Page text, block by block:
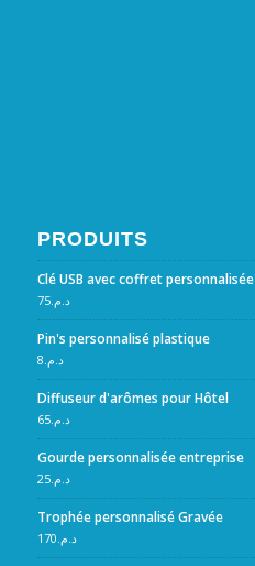
PRODUITS
Clé USB avec coffret personnalisée
د.م.75
Pin's personnalisé plastique
د.م.8
Diffuseur d'arômes pour Hôtel
د.م.65
Gourde personnalisée entreprise
د.م.25
Trophée personnalisé Gravée
د.م.170